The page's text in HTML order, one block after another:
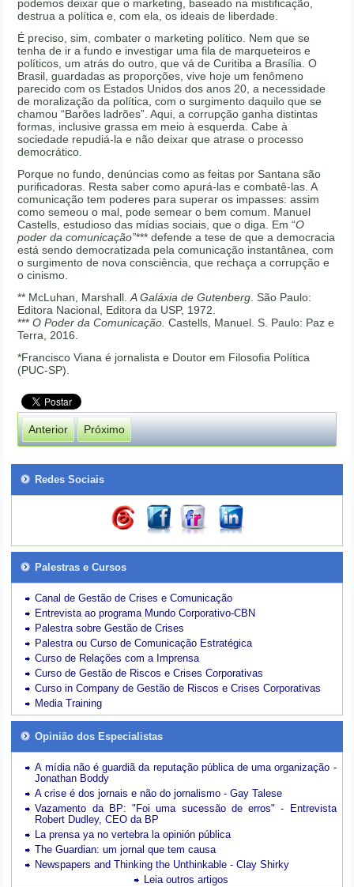
podemos deixar que o marketing, baseado na mistificação,
destrua a política e, com ela, os ideais de liberdade.
É preciso, sim, combater o marketing político. Nem que se
tenha de ir a fundo e investigar uma fila de marqueteiros e
políticos, um atrás do outro, que vá de Curitiba a Brasília. O
Brasil, guardadas as proporções, vive hoje um fenômeno
parecido com os Estados Unidos dos anos 20, a necessidade
de moralização da política, com o surgimento daquilo que se
chamou “Barões ladrões”. Aqui, a corrupção ganha distintas
formas, inclusive grassa em meio à esquerda. Cabe à
sociedade repudiá-la e não deixar que atrase o processo
democrático.
Porque no fundo, denúncias como as feitas por Santana são
purificadoras. Resta saber como apurá-las e combatê-las. A
comunicação tem poderes para superar os impasses: assim
como semeou o mal, pode semear o bem comum. Manuel
Castells, estudioso das mídias sociais, que o diga. Em “O
poder da comunicação”*** defende a tese de que a democracia
está sendo democratizada pela comunicação instantânea, com
o surgimento de nova consciência, que rechaça a corrupção e
o cinismo.
** McLuhan, Marshall.A Galáxia de Gutenberg. São Paulo:
Editora Nacional, Editora da USP, 1972.
***O Poder da Comunicação. Castells, Manuel. S. Paulo: Paz e
Terra, 2016.
*Francisco Viana é jornalista e Doutor em Filosofia Política
(PUC-SP).
Anterior Próximo
Redes Sociais
Palestras e Cursos
Canal de Gestão de Crises e Comunicação
Entrevista ao programa Mundo Corporativo-CBN
Palestra sobre Gestão de Crises
Palestra ou Curso de Comunicação Estratégica
Curso de Relações com a Imprensa
Curso de Gestão de Riscos e Crises Corporativas
Curso in Company de Gestão de Riscos e Crises Corporativas
Media Training
Opinião dos Especialistas
A mídia não é guardiã da reputação pública de uma organização -
Jonathan Boddy
A crise é dos jornais e não do jornalismo - Gay Talese
Vazamento da BP: "Foi uma sucessão de erros" - Entrevista
Robert Dudley, CEO da BP
La prensa ya no vertebra la opinión pública
The Guardian: um jornal que tem causa
Newspapers and Thinking the Unthinkable - Clay Shirky
Leia outros artigos